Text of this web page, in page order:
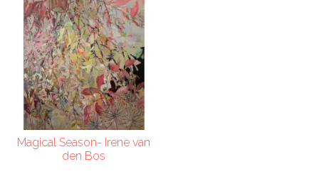
Magical Season- Irene van
den Bos